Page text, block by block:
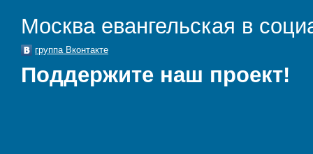
Москва евангельская в
группа Вконтакте
Поддержите наш проект!